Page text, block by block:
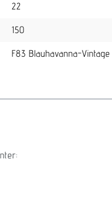
22
150
F83 Blauhavanna-Vintage